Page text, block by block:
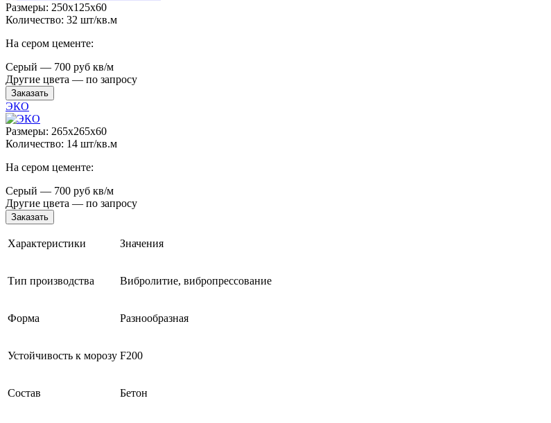
Размеры: 250x125x60
Количество: 32 шт/кв.м
На сером цементе:
Серый — 700 руб кв/м
Другие цвета — по запросу
Заказать
ЭКО
Размеры: 265x265x60
Количество: 14 шт/кв.м
На сером цементе:
Серый — 700 руб кв/м
Другие цвета — по запросу
Заказать
Характеристики Значения
Тип производства Вибролитие, вибропрессование
Форма Разнообразная
Устойчивость к морозу F200
Состав Бетон